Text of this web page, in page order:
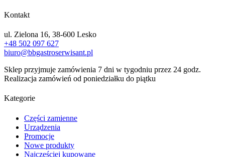
Kontakt
ul. Zielona 16, 38-600 Lesko
+48 502 097 627
biuro@bbgastroserwisant.pl
Sklep przyjmuje zamówienia 7 dni w tygodniu przez 24 godz.
Realizacja zamówień od poniedziałku do piątku
Kategorie
Części zamienne
Urządzenia
Promocje
Nowe produkty
Najczęściej kupowane